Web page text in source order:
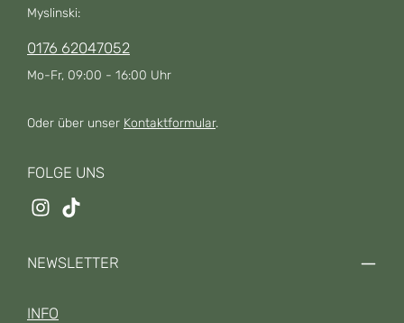
Myslinski:
0176 62047052
Mo-Fr, 09:00 - 16:00 Uhr
Oder über unser Kontaktformular.
FOLGE UNS
NEWSLETTER
INFO